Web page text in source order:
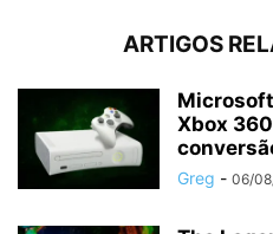
ARTIGOS
Xbox
Greg - 06/